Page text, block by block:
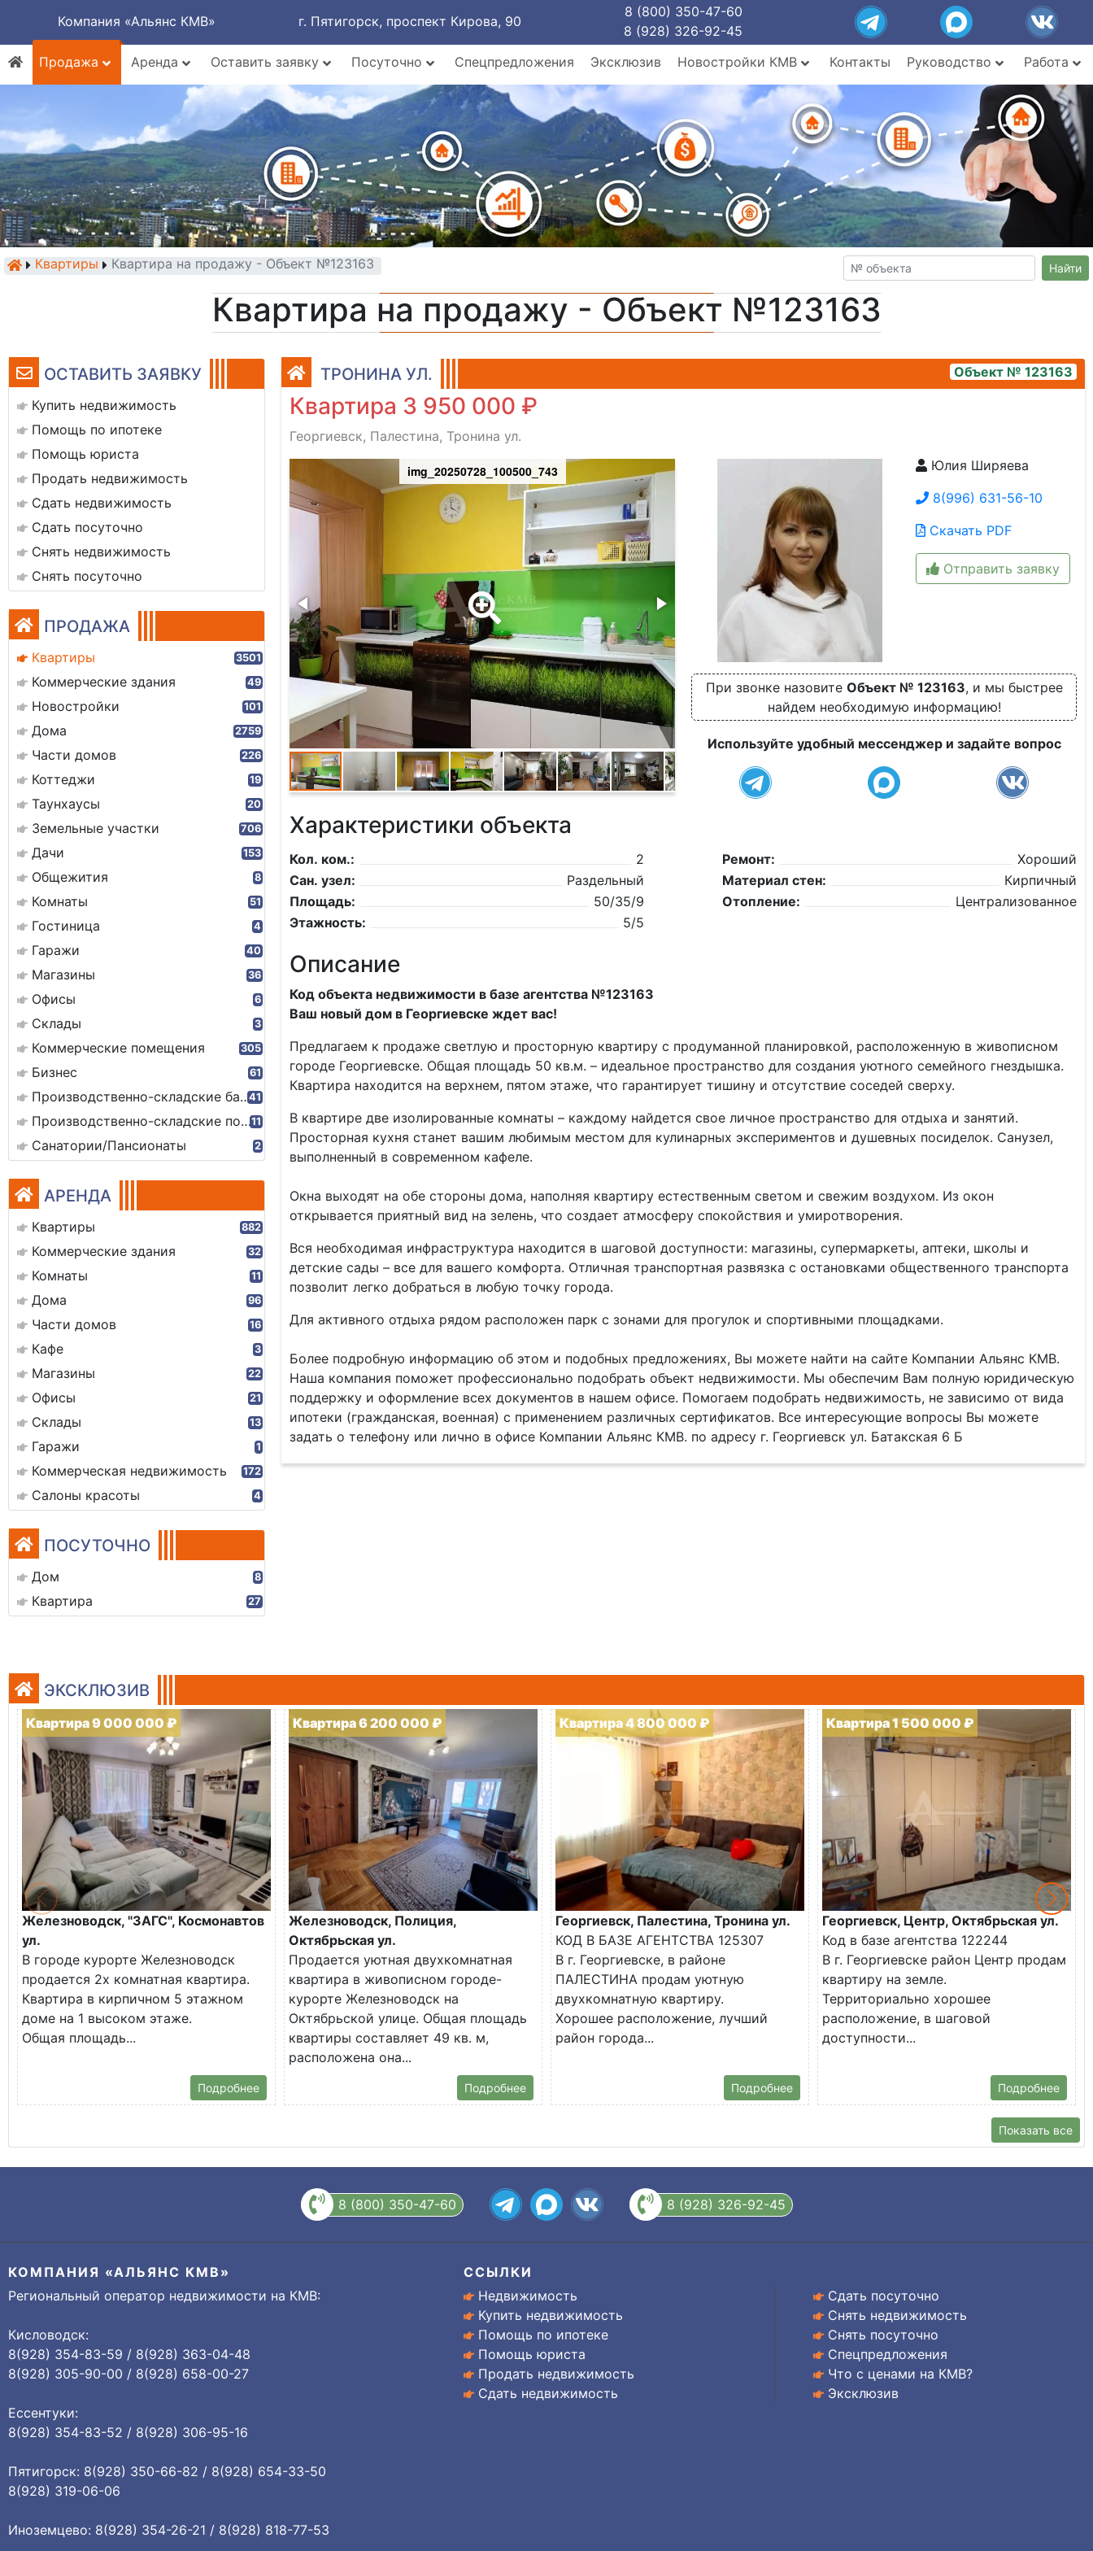
Компания «Альянс КМВ» г. Пятигорск, проспект Кирова, 90
8 (800) 350-47-60
8 (928) 326-92-45
Продажа
Аренда Оставить заявку Посуточно Спецпредложения Эксклюзив Новостройки КМВ Контакты Руководство Работа
Квартиры Квартира на продажу - Объект №123163 Найти
Квартира на продажу - Объект №123163
ОСТАВИТЬ ЗАЯВКУ
Купить недвижимость
Помощь по ипотеке
Помощь юриста
Продать недвижимость
Сдать недвижимость
Сдать посуточно
Снять недвижимость
Снять посуточно
ПРОДАЖА
Квартиры 3501
Коммерческие здания 49
Новостройки 101
Дома 2759
Части домов 226
Коттеджи 19
Таунхаусы 20
Земельные участки 706
Дачи 153
Общежития 8
Комнаты 51
Гостиница 4
Гаражи 40
Магазины 36
Офисы 6
Склады 3
Коммерческие помещения 305
Бизнес 61
Производственно-складские базы41
Производственно-складские помещения11
Санатории/Пансионаты 2
АРЕНДА
Квартиры 882
Коммерческие здания 32
Комнаты 11
Дома 96
Части домов 16
Кафе 3
Магазины 22
Офисы 21
Склады 13
Гаражи 1
Коммерческая недвижимость 172
Салоны красоты 4
ПОСУТОЧНО
Дом 8
Квартира 27
ТРОНИНА УЛ. Объект № 123163
Квартира 3 950 000 ₽
Георгиевск, Палестина, Тронина ул.
img_20250728_100500_743
img_20250728_100501_141 img_20250728_100500_614Юлия Ширяева
8(996) 631-56-10
Скачать PDF
Отправить заявку
При звонке назовите Объект № 123163, и мы быстрее
найдем необходимую информацию!
Используйте удобный мессенджер и задайте вопрос
Характеристики объекта
Кол. ком.:
2
Сан. узел:
Раздельный
Площадь:
50/35/9
Этажность:
5/5
Ремонт:
Хороший
Материал стен:
Кирпичный
Отопление:
Централизованное
Описание
Код объекта недвижимости в базе агентства №123163
Ваш новый дом в Георгиевске ждет вас!
Предлагаем к продаже светлую и просторную квартиру с продуманной планировкой, расположенную в живописном
городе Георгиевске. Общая площадь 50 кв.м. – идеальное пространство для создания уютного семейного гнездышка.
Квартира находится на верхнем, пятом этаже, что гарантирует тишину и отсутствие соседей сверху.
В квартире две изолированные комнаты – каждому найдется свое личное пространство для отдыха и занятий.
Просторная кухня станет вашим любимым местом для кулинарных экспериментов и душевных посиделок. Санузел,
выполненный в современном кафеле.
Окна выходят на обе стороны дома, наполняя квартиру естественным светом и свежим воздухом. Из окон
открывается приятный вид на зелень, что создает атмосферу спокойствия и умиротворения.
Вся необходимая инфраструктура находится в шаговой доступности: магазины, супермаркеты, аптеки, школы и
детские сады – все для вашего комфорта. Отличная транспортная развязка с остановками общественного транспорта
позволит легко добраться в любую точку города.
Для активного отдыха рядом расположен парк с зонами для прогулок и спортивными площадками.
Более подробную информацию об этом и подобных предложениях, Вы можете найти на сайте Компании Альянс КМВ.
Наша компания поможет профессионально подобрать объект недвижимости. Мы обеспечим Вам полную юридическую
поддержку и оформление всех документов в нашем офисе. Помогаем подобрать недвижимость, не зависимо от вида
ипотеки (гражданская, военная) с применением различных сертификатов. Все интересующие вопросы Вы можете
задать о телефону или лично в офисе Компании Альянс КМВ. по адресу г. Георгиевск ул. Батакская 6 Б
ЭКСКЛЮЗИВ
Квартира 9 000 000 ₽
Железноводск, "ЗАГС", Космонавтов
ул.
В городе курорте Железноводск
продается 2х комнатная квартира.
Квартира в кирпичном 5 этажном
доме на 1 высоком этаже.
Общая площадь...
Подробнее
Квартира 6 200 000 ₽
Железноводск, Полиция,
Октябрьская ул.
Продается уютная двухкомнатная
квартира в живописном городе-
курорте Железноводск на
Октябрьской улице. Общая площадь
квартиры составляет 49 кв. м,
расположена она...
Подробнее
Квартира 4 800 000 ₽
Георгиевск, Палестина, Тронина ул.
КОД В БАЗЕ АГЕНТСТВА 125307
В г. Георгиевске, в районе
ПАЛЕСТИНА продам уютную
двухкомнатную квартиру.
Хорошее расположение, лучший
район города...
Подробнее
Квартира 1 500 000 ₽
Георгиевск, Центр, Октябрьская ул.
Код в базе агентства 122244
В г. Георгиевске район Центр продам
квартиру на земле.
Территориально хорошее
расположение, в шаговой
доступности...
Подробнее
Показать все
8 (800) 350-47-60 8 (928) 326-92-45
КОМПАНИЯ «АЛЬЯНС КМВ»
Региональный оператор недвижимости на КМВ:
Кисловодск:
8(928) 354-83-59 / 8(928) 363-04-48
8(928) 305-90-00 / 8(928) 658-00-27
Ессентуки:
8(928) 354-83-52 / 8(928) 306-95-16
Пятигорск: 8(928) 350-66-82 / 8(928) 654-33-50
8(928) 319-06-06
Иноземцево: 8(928) 354-26-21 / 8(928) 818-77-53
ССЫЛКИ
Недвижимость
Купить недвижимость
Помощь по ипотеке
Помощь юриста
Продать недвижимость
Сдать недвижимость
Сдать посуточно
Снять недвижимость
Снять посуточно
Спецпредложения
Что с ценами на КМВ?
Эксклюзив